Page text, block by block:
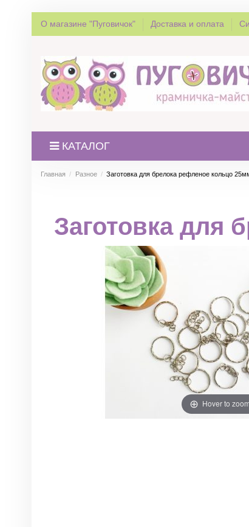
О магазине "Пуговичок" Доставка и оплата
КАТАЛОГ
Главная Разное Заготовка для брелока рефленое кольцо
Заготовка для
Hover to zoom